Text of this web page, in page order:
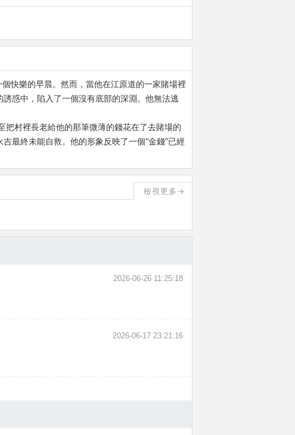
快樂的早晨。然而，當他在江原道的一家賭場裡
惑中，陷入了一個沒有底部的深淵。他無法逃
村裡長老給他的那筆微薄的錢花在了去賭場的
最終未能自救。他的形象反映了一個“金錢”已經
檢視更多→
2026-06-26 11:25:18
2026-06-17 23:21:16